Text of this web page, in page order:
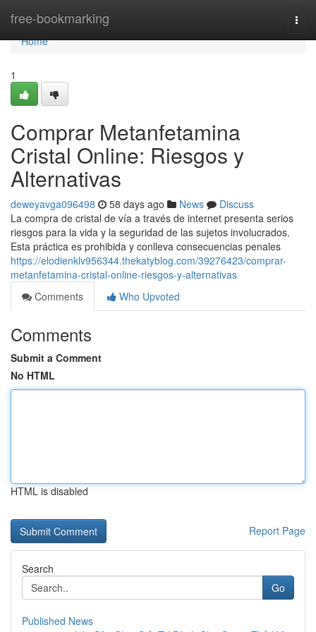
free-bookmarking
Home
Home
1
Comprar Metanfetamina
Cristal Online: Riesgos y
Alternativas
deweyavga096498 58 days ago News
Discuss
La compra de cristal de vía a través de internet presenta serios
riesgos para la vida y la seguridad de las sujetos involucrados.
Esta práctica es prohibida y conlleva consecuencias penales
https://elodienklv956344.thekatyblog.com/39276423/comprar-
metanfetamina-cristal-online-riesgos-y-alternativas
Comments
Who Upvoted
Comments
Submit a Comment
No HTML
HTML is disabled
Report Page
Search
Go
Published News